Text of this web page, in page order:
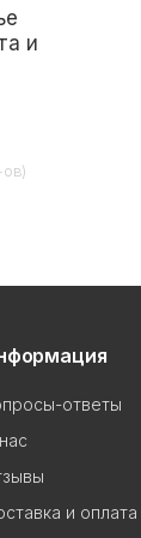
и
ответы
и оплата